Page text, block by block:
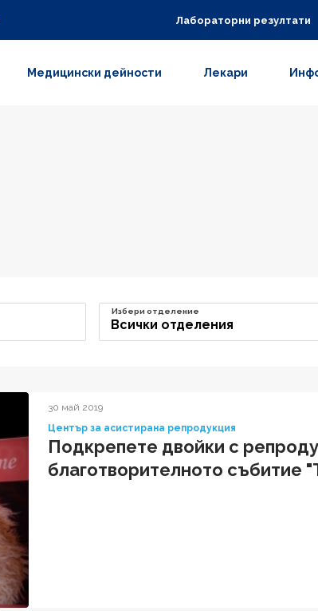
Лабораторни резултати
Медицински дейности Лекари
Всички отделения
Избери отделение
30 май 2019
Център за асистирана репродукция
Подкрепете двойки с
благотворителното събитие